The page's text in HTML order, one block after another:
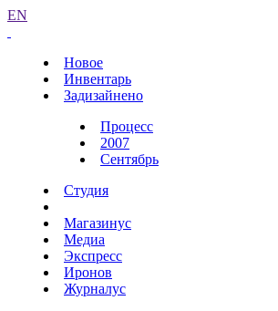
EN
Новое
Инвентарь
Задизайнено
Процесс
2007
Сентябрь
Студия
Магазинус
Медиа
Экспресс
Иронов
Журналус